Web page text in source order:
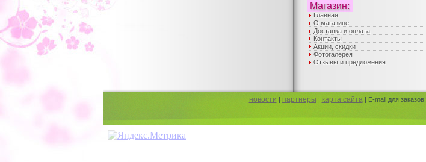
Магазин:
Главная
О магазине
Доставка и оплата
Контакты
Акции, скидки
Фотогалерея
Отзывы и предложения
новости | партнеры | карта сайта | E-mail для заказов: